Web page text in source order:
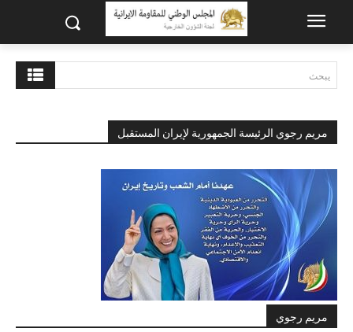
يبحث
مريم رجوي الرئيسة الجمهورية لإيران المستقبل
مريم رجوي